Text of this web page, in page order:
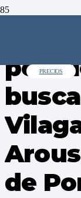
PRECIOS
de